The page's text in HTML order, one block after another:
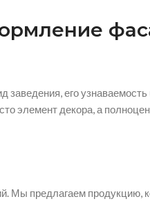
его узнаваемость
элемент декора, а
Мы предлагаем продукцию,